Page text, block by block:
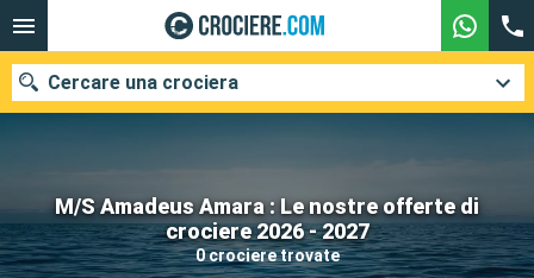
M/S Amadeus Amara : Le nostre offerte di
crociere 2026 - 2027
0 crociere trovate
Cercare una crociera
Le nostre destinazioni
Mesi di partenza